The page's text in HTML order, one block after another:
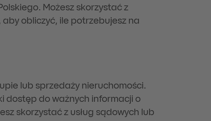
Możesz skorzystać z
obliczyć, ile potrzebujesz na
lub sprzedaży nieruchomości.
dostęp do ważnych informacji o
skorzystać z usług sądowych lub